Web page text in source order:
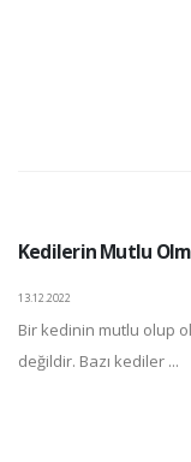
Kedilerin Mutlu
13.12.2022
Bir kedinin mutlu olup
değildir. Bazı kediler ...